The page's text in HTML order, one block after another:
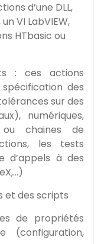
d’une DLL,
VI LabVIEW,
HTbasic ou
: ces actions
des
sur des
numériques,
ou chaines de
les tests
d’appels à des
et des scripts
de propriétés